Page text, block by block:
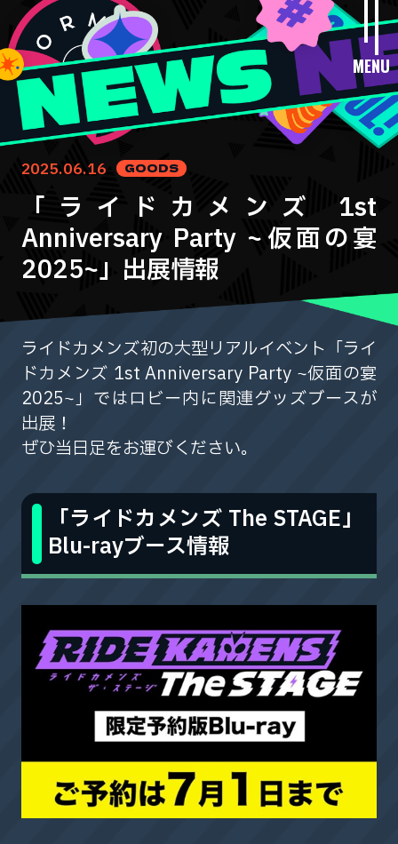
MENU
2025.06.16 GOODS
「ライドカメンズ 1st
Anniversary Party ~仮面の宴
2025~」出展情報
ライドカメンズ初の大型リアルイベント「ライ
ドカメンズ 1st Anniversary Party ~仮面の宴
2025~」ではロビー内に関連グッズブースが
出展！
ぜひ当日足をお運びください。
「ライドカメンズ The STAGE」
Blu-rayブース情報